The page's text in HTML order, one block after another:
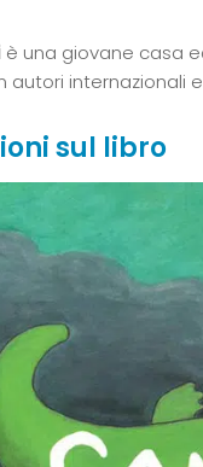
è una giovane casa
autori internazionali
sul libro